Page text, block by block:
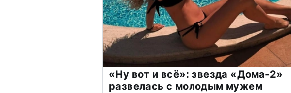
«Ну вот и всё»: звезда «Дома-2»
развелась с молодым мужем